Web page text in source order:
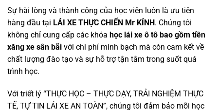
Sự hài lòng và thành công của học viên luôn là ưu tiên
hàng đầu tại LÁI XE THỰC CHIẾN Mr KÍNH. Chúng tôi
không chỉ cung cấp các khóa học lái xe ô tô bao gồm tiền
xăng xe sân bãi với chi phí minh bạch mà còn cam kết về
chất lượng đào tạo và sự hỗ trợ tận tâm trong suốt quá
trình học.
Với triết lý “THỰC HỌC – THỰC DẠY, TRẢI NGHIỆM THỰC
TẾ, TỰ TIN LÁI XE AN TOÀN”, chúng tôi đảm bảo mỗi học